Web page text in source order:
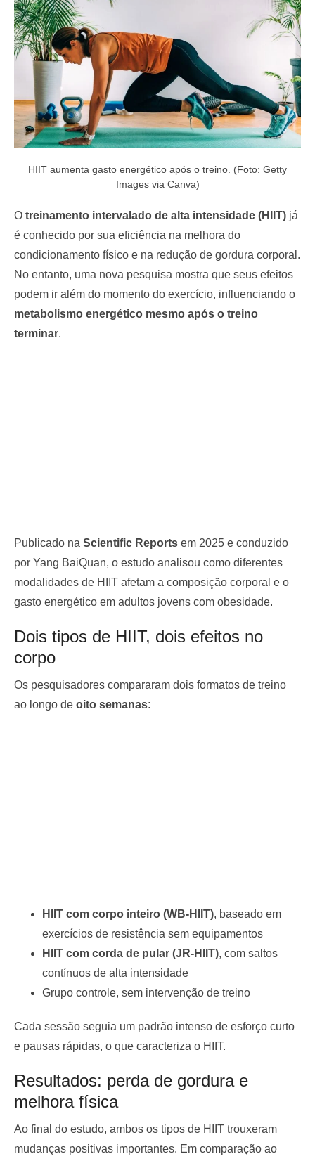
HIIT aumenta gasto energético após o treino. (Foto: Getty
Images via Canva)
O treinamento intervalado de alta intensidade (HIIT) já
é conhecido por sua eficiência na melhora do
condicionamento físico e na redução de gordura corporal.
No entanto, uma nova pesquisa mostra que seus efeitos
podem ir além do momento do exercício, influenciando o
metabolismo energético mesmo após o treino
terminar.
Publicado na Scientific Reports em 2025 e conduzido
por Yang BaiQuan, o estudo analisou como diferentes
modalidades de HIIT afetam a composição corporal e o
gasto energético em adultos jovens com obesidade.
Dois tipos de HIIT, dois efeitos no
corpo
Os pesquisadores compararam dois formatos de treino
ao longo de oito semanas:
HIIT com corpo inteiro (WB-HIIT), baseado em
exercícios de resistência sem equipamentos
HIIT com corda de pular (JR-HIIT), com saltos
contínuos de alta intensidade
Grupo controle, sem intervenção de treino
Cada sessão seguia um padrão intenso de esforço curto
e pausas rápidas, o que caracteriza o HIIT.
Resultados: perda de gordura e
melhora física
Ao final do estudo, ambos os tipos de HIIT trouxeram
mudanças positivas importantes. Em comparação ao